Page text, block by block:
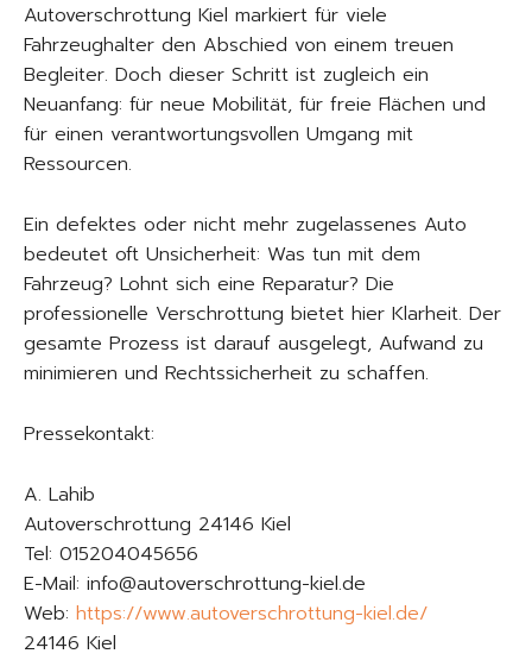
Autoverschrottung Kiel markiert für viele
Fahrzeughalter den Abschied von einem treuen
Begleiter. Doch dieser Schritt ist zugleich ein
Neuanfang: für neue Mobilität, für freie Flächen und
für einen verantwortungsvollen Umgang mit
Ressourcen.
Ein defektes oder nicht mehr zugelassenes Auto
bedeutet oft Unsicherheit: Was tun mit dem
Fahrzeug? Lohnt sich eine Reparatur? Die
professionelle Verschrottung bietet hier Klarheit. Der
gesamte Prozess ist darauf ausgelegt, Aufwand zu
minimieren und Rechtssicherheit zu schaffen.
Pressekontakt:
A. Lahib
Autoverschrottung 24146 Kiel
Tel: 015204045656
E-Mail: info@autoverschrottung-kiel.de
Web: https://www.autoverschrottung-kiel.de/
24146 Kiel